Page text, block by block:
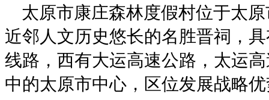
太原市康庄森林度假村位于太
近邻人文历史悠长的名胜晋祠，
线路，西有大运高速公路，太运
中的太原市中心，区位发展战略